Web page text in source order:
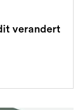
verandert